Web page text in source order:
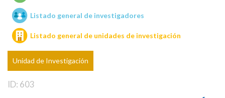
Unidades de investigación
Listado general de investigadores
Listado general de unidades de investigación
Unidad de Investigación
ID: 603